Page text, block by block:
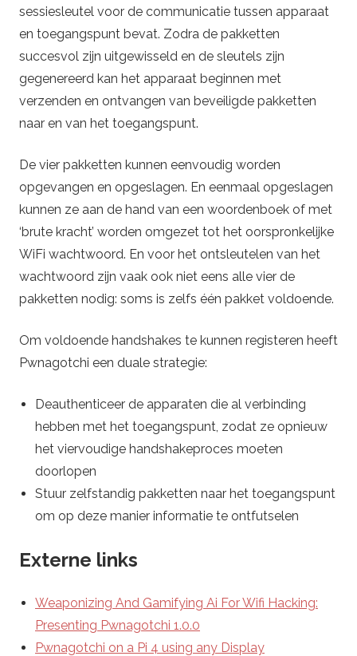
sessiesleutel voor de communicatie tussen apparaat
en toegangspunt bevat. Zodra de pakketten
succesvol zijn uitgewisseld en de sleutels zijn
gegenereerd kan het apparaat beginnen met
verzenden en ontvangen van beveiligde pakketten
naar en van het toegangspunt.
De vier pakketten kunnen eenvoudig worden
opgevangen en opgeslagen. En eenmaal opgeslagen
kunnen ze aan de hand van een woordenboek of met
‘brute kracht’ worden omgezet tot het oorspronkelijke
WiFi wachtwoord. En voor het ontsleutelen van het
wachtwoord zijn vaak ook niet eens alle vier de
pakketten nodig: soms is zelfs één pakket voldoende.
Om voldoende handshakes te kunnen registeren heeft
Pwnagotchi een duale strategie:
Deauthenticeer de apparaten die al verbinding
hebben met het toegangspunt, zodat ze opnieuw
het viervoudige handshakeproces moeten
doorlopen
Stuur zelfstandig pakketten naar het toegangspunt
om op deze manier informatie te ontfutselen
Externe links
Weaponizing And Gamifying Ai For Wifi Hacking:
Presenting Pwnagotchi 1.0.0
Pwnagotchi on a Pi 4 using any Display